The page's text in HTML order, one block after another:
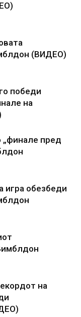
(ВИДЕО)
победи
на
„финале пред
игра обезбеди
на